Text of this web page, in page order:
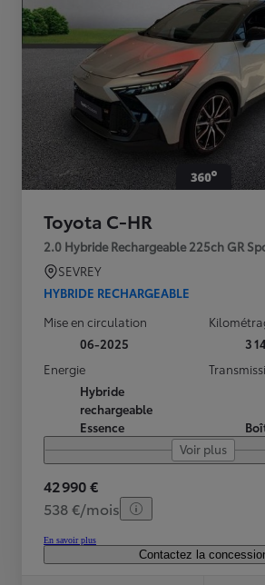
Toyota C-HR
2.0 Hybride Rechargeable 225ch GR
SEVREY
HYBRIDE RECHARGEABLE
Mise en circulation
06-2025
3
Energie
Hybride
rechargeable
Essence
Voir plus
42 990 €
538 €/mois
En savoir plus
Contactez la